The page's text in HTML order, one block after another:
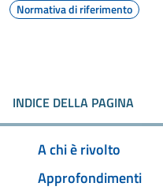
Normativa di riferimento
INDICE DELLA PAGINA
A chi è rivolto
Approfondimenti